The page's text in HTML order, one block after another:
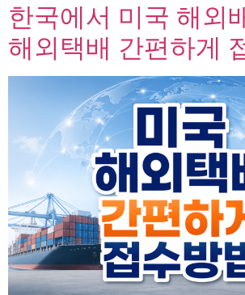
한국에서 미국 해외
해외택배 간편하게